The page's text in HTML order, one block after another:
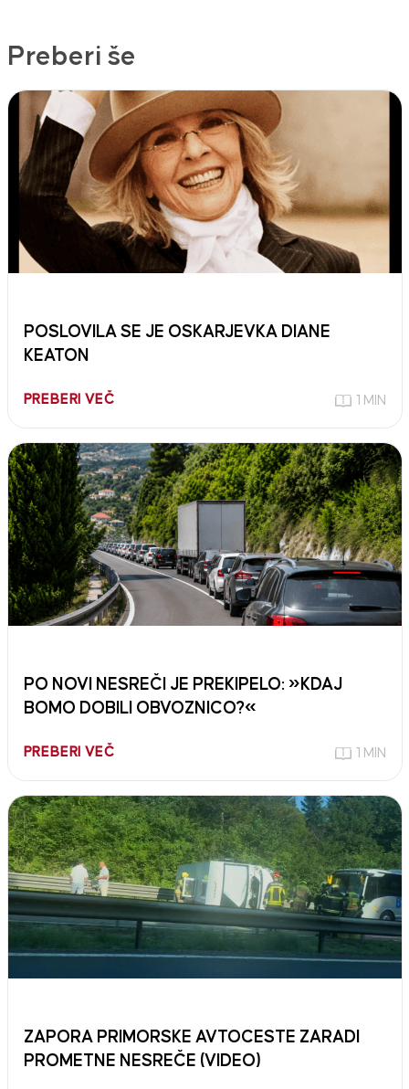
Preberi še
POSLOVILA SE JE OSKARJEVKA DIANE
KEATON
PREBERI VEČ 1 MIN
PO NOVI NESREČI JE PREKIPELO: »KDAJ
BOMO DOBILI OBVOZNICO?«
PREBERI VEČ 1 MIN
ZAPORA PRIMORSKE AVTOCESTE ZARADI
PROMETNE NESREČE (VIDEO)